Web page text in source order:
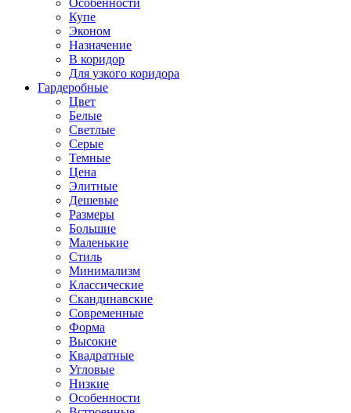
Особенности
Купе
Эконом
Назначение
В коридор
Для узкого коридора
Гардеробные
Цвет
Белые
Светлые
Серые
Темные
Цена
Элитные
Дешевые
Размеры
Большие
Маленькие
Стиль
Минимализм
Классические
Скандинавские
Современные
Форма
Высокие
Квадратные
Угловые
Низкие
Особенности